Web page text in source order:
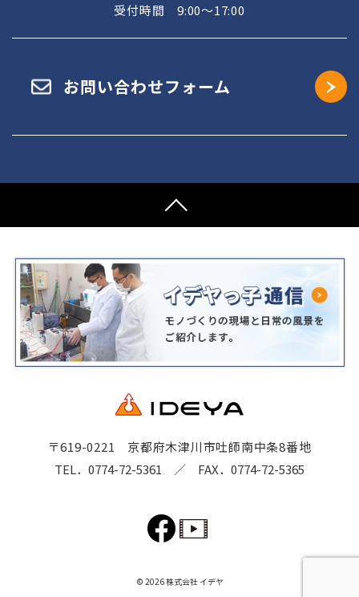
受付時間 9:00～17:00
お問い合わせフォーム
〒619-0221 京都府木津川市吐師南中条8番地
TEL．0774-72-5361 ／ FAX．0774-72-5365
© 2026 株式会社 イデヤ